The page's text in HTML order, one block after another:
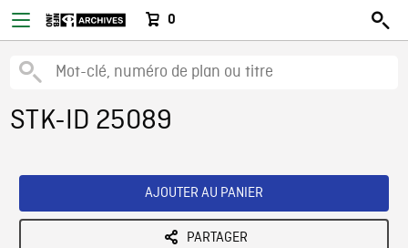
0
STK-ID 25089
AJOUTER AU PANIER
PARTAGER